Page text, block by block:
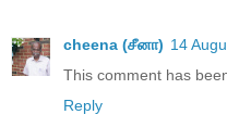
cheena (சீனா) 14
This comment has
Reply